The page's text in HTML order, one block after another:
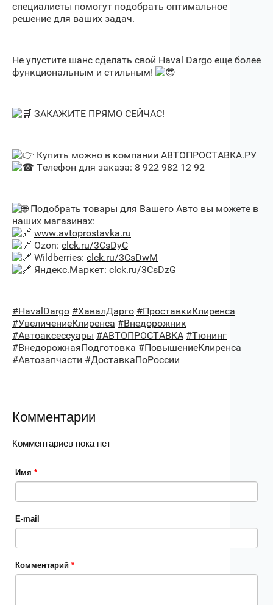
специалисты помогут подобрать оптимальное
решение для ваших задач.
Не упустите шанс сделать свой Haval Dargo еще более
функциональным и стильным!
ЗАКАЖИТЕ ПРЯМО СЕЙЧАС!
Купить можно в компании АВТОПРОСТАВКА.РУ
Телефон для заказа: 8 922 982 12 92
Подобрать товары для Вашего Авто вы можете в
наших магазинах:
www.avtoprostavka.ru
Ozon: clck.ru/3CsDyC
Wildberries: clck.ru/3CsDwM
Яндекс.Маркет: clck.ru/3CsDzG
#HavalDargo #ХавалДарго #ПроставкиКлиренса
#УвеличениеКлиренса #Внедорожник
#Автоаксессуары #АВТОПРОСТАВКА #Тюнинг
#ВнедорожнаяПодготовка #ПовышениеКлиренса
#Автозапчасти #ДоставкаПоРоссии
Комментарии
Комментариев пока нет
Имя *
E-mail
Комментарий *